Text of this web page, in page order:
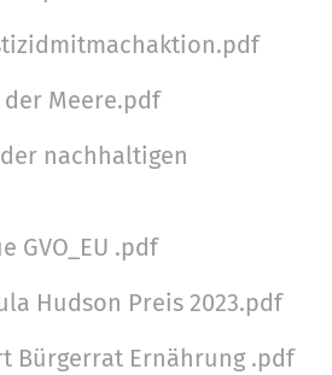
der Meere.pdf
der nachhaltigen
GVO_EU .pdf
Hudson Preis 2023.pdf
Bürgerrat Ernährung .pdf